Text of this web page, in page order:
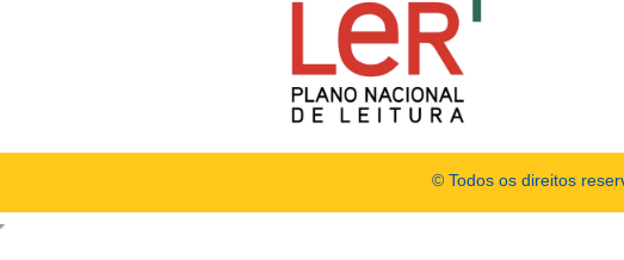
© Todos os direitos